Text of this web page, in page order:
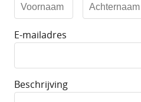
E-mailadres
Beschrijving